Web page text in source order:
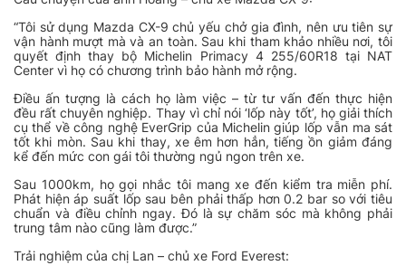
“Tôi sử dụng Mazda CX-9 chủ yếu chở gia đình, nên ưu tiên sự
vận hành mượt mà và an toàn. Sau khi tham khảo nhiều nơi, tôi
quyết định thay bộ Michelin Primacy 4 255/60R18 tại NAT
Center vì họ có chương trình bảo hành mở rộng.
Điều ấn tượng là cách họ làm việc – từ tư vấn đến thực hiện
đều rất chuyên nghiệp. Thay vì chỉ nói ‘lốp này tốt’, họ giải thích
cụ thể về công nghệ EverGrip của Michelin giúp lốp vẫn ma sát
tốt khi mòn. Sau khi thay, xe êm hơn hẳn, tiếng ồn giảm đáng
kể đến mức con gái tôi thường ngủ ngon trên xe.
Sau 1000km, họ gọi nhắc tôi mang xe đến kiểm tra miễn phí.
Phát hiện áp suất lốp sau bên phải thấp hơn 0.2 bar so với tiêu
chuẩn và điều chỉnh ngay. Đó là sự chăm sóc mà không phải
trung tâm nào cũng làm được.”
Trải nghiệm của chị Lan – chủ xe Ford Everest: